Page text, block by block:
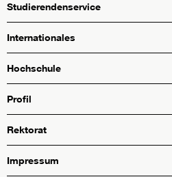
Studierendenservice
Internationales
Hochschule
Profil
Rektorat
Impressum